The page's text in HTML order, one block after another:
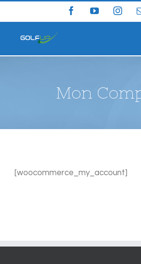
to
content
FacebookYouTube
Mon
[woocommerce_my_account]